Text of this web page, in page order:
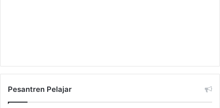
Pesantren Pelajar